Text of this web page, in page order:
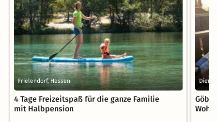
Frielendorf, Hessen
4 Tage Freizeitspaß für die ganze Familie
mit Halbpension